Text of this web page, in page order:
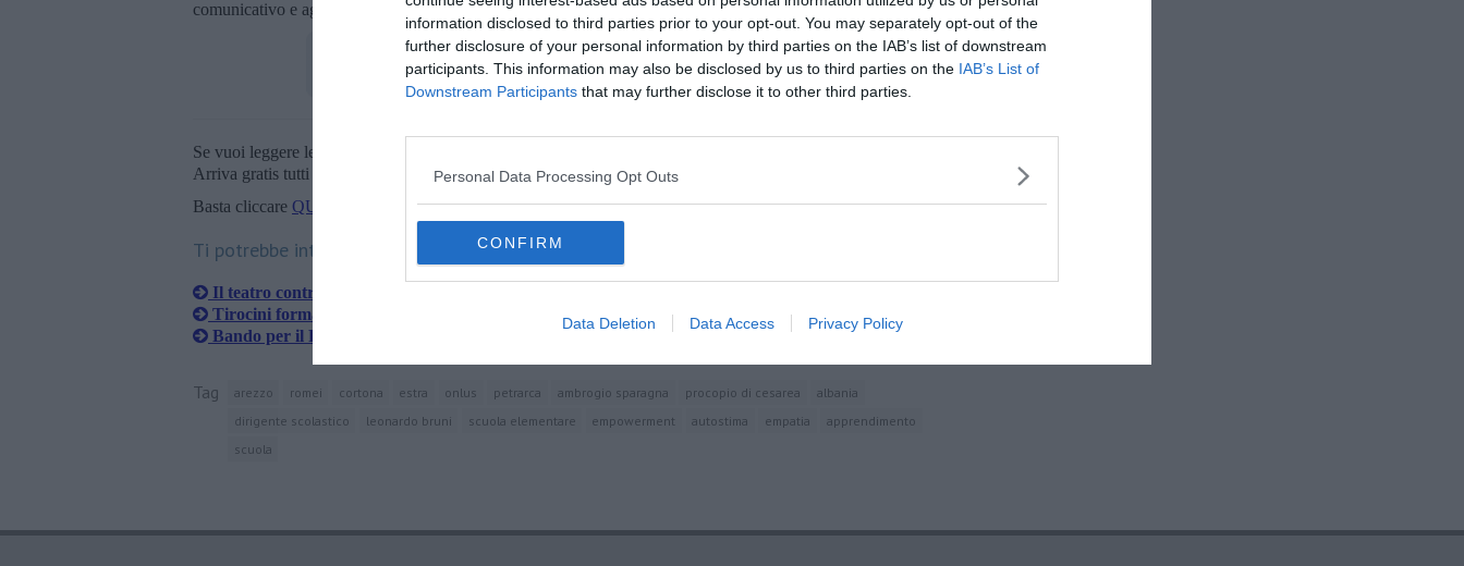
information disclosed to third parties prior to your opt-out. You may separately opt-out of the
further disclosure of your personal information by third parties on the IAB’s list of downstream
participants. This information may also be disclosed by us to third parties on the IAB’s List of
Downstream Participants that may further disclose it to other third parties.
Personal Data Processing Opt Outs
CONFIRM
Data Deletion Data Access Privacy Policy
comunicativo e aggregante .
Se vuoi leggere le notizie principali della Toscana iscriviti alla
Arriva gratis tutti i giorni alle 20:00 direttamente nella tua casella di posta.
Basta cliccare QUI
Ti potrebbe interessare anche:
Il teatro contro la droga
Tirocini formativi all'estero
Bando per il Pacchetto scuola
Tag arezzo romei cortona estra onlus petrarca ambrogio sparagna procopio di cesarea
albania
dirigente scolastico
leonardo bruni scuola elementare empowerment autostima empatia
apprendimento
scuola